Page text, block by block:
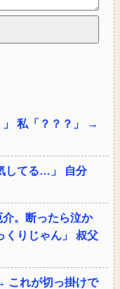
」 私「？？？」 →
してる…」 自分
介。断ったら泣か
りじゃん」 叔父
これが切っ掛けで